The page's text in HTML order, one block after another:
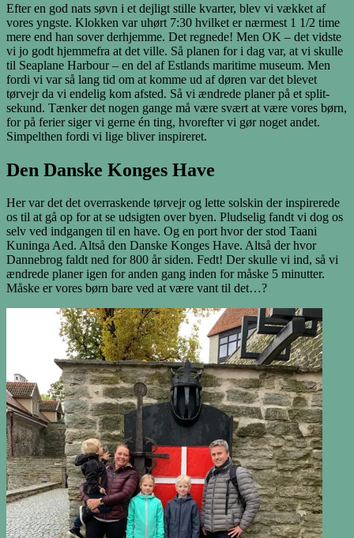
Efter en god nats søvn i et dejligt stille kvarter, blev vi vækket af
vores yngste. Klokken var uhørt 7:30 hvilket er nærmest 1 1/2 time
mere end han sover derhjemme. Det regnede! Men OK – det vidste
vi jo godt hjemmefra at det ville. Så planen for i dag var, at vi skulle
til Seaplane Harbour – en del af Estlands maritime museum. Men
fordi vi var så lang tid om at komme ud af døren var det blevet
tørvejr da vi endelig kom afsted. Så vi ændrede planer på et split-
sekund. Tænker det nogen gange må være svært at være vores børn,
for på ferier siger vi gerne én ting, hvorefter vi gør noget andet.
Simpelthen fordi vi lige bliver inspireret.
Den Danske Konges Have
Her var det det overraskende tørvejr og lette solskin der inspirerede
os til at gå op for at se udsigten over byen. Pludselig fandt vi dog os
selv ved indgangen til en have. Og en port hvor der stod Taani
Kuninga Aed. Altså den Danske Konges Have. Altså der hvor
Dannebrog faldt ned for 800 år siden. Fedt! Der skulle vi ind, så vi
ændrede planer igen for anden gang inden for måske 5 minutter.
Måske er vores børn bare ved at være vant til det…?